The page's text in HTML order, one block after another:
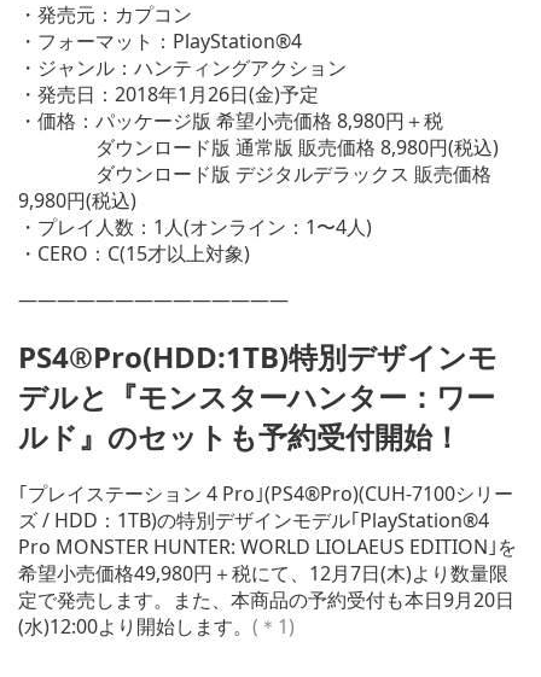
・発売元：カプコン
・フォーマット：PlayStation®4
・ジャンル：ハンティングアクション
・発売日：2018年1月26日(金)予定
・価格：パッケージ版 希望小売価格 8,980円＋税
ダウンロード版 通常版 販売価格 8,980円(税込)
ダウンロード版 デジタルデラックス 販売価格
9,980円(税込)
・プレイ人数：1人(オンライン：1〜4人)
・CERO：C(15才以上対象)
——————————————
PS4®Pro(HDD:1TB)特別デザインモ
デルと『モンスターハンター：ワー
ルド』のセットも予約受付開始！
｢プレイステーション 4 Pro｣(PS4®Pro)(CUH-7100シリー
ズ / HDD：1TB)の特別デザインモデル｢PlayStation®4
Pro MONSTER HUNTER: WORLD LIOLAEUS EDITION｣を
希望小売価格49,980円＋税にて、12月7日(木)より数量限
定で発売します。また、本商品の予約受付も本日9月20日
(水)12:00より開始します。 (＊1)